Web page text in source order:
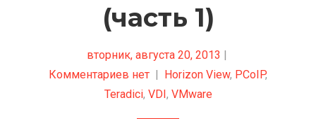
(часть 1)
вторник, августа 20, 2013
Комментариев нет
Horizon View, PCoIP,
Teradici, VDI , VMware